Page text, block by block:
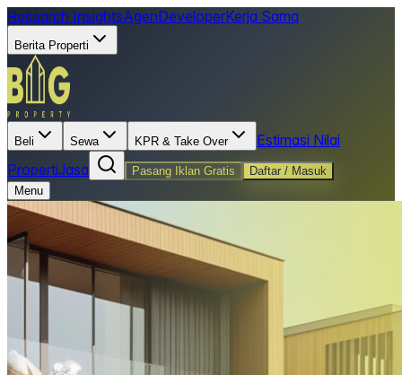
Research InsightsAgenDeveloperKerja Sama
Berita Properti
Beli Sewa KPR & Take Over
Estimasi Nilai
PropertiJasa Pasang Iklan Gratis
Daftar / Masuk
Menu